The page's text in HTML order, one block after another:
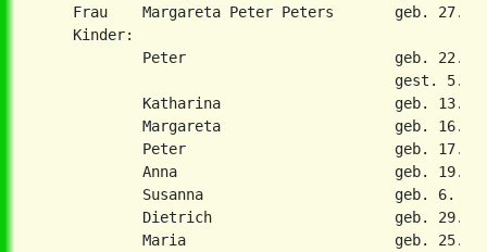
Frau    Margareta Peter Peters       geb. 27.
    Kinder:
Peter                        geb. 22.
gest. 5.
Katharina                    geb. 13.
Margareta                    geb. 16.
Peter                        geb. 17.
Anna                         geb. 19.
Susanna                      geb. 6.
Dietrich                     geb. 29.
Maria                        geb. 25.